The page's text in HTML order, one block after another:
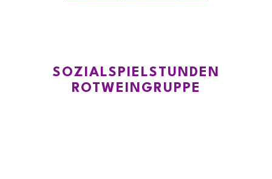
SOZIALSPIELSTUNDEN
ROTWEINGRUPPE